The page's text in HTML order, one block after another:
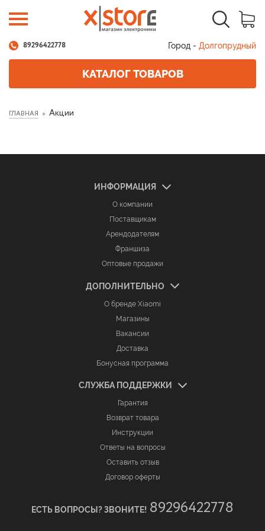
89296422778 Город - Долгопрудный
КАТАЛОГ ТОВАРОВ
ГЛАВНАЯ Акции
ИНФОРМАЦИЯ
О компании
Поставщикам
Арендодателям
Франшиза
Оптовые продажи
ДОПОЛНИТЕЛЬНО
О бренде Xiaomi
Магазины
Вакансии
Доставка
Бонусная программа
СЛУЖБА ПОДДЕРЖКИ
Гарантия
Возврат товара
Инструкции
Ответы на вопросы
Оставить отзыв
Договор оферты
ЕСТЬ ВОПРОСЫ? ЗВОНИТЕ! 89296422778